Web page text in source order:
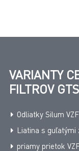
VARIANTY
FILTROV GTS
Odliatky Silum
Liatina s guľatými
priamy prietok